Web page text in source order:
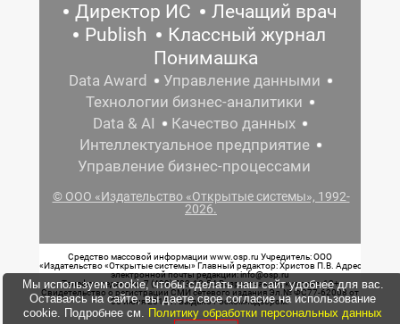
Директор ИС
Лечащий врач
Publish
Классный журнал
Понимашка
Data Award
Управление данными
Технологии бизнес-аналитики
Data & AI
Качество данных
Интеллектуальное предприятие
Управление бизнес-процессами
© ООО «Издательство «Открытые системы», 1992-
2026.
Средство массовой информации www.osp.ru Учредитель: ООО
«Издательство «Открытые системы» Главный редактор: Христов П.В. Адрес
электронной почты редакции: info@osp.ru
Телефон редакции: 7 (499) 703-18-54 Возрастная маркировка: 12+
Свидетельство о регистрации СМИ сетевого издания Эл.№ ФС77-62008 от
05 июня 2015 г. выдано Роскомнадзором.
Мы используем cookie, чтобы сделать наш сайт удобнее для вас.
Оставаясь на сайте, вы даете свое согласие на использование
cookie. Подробнее см. Политику обработки персональных данных